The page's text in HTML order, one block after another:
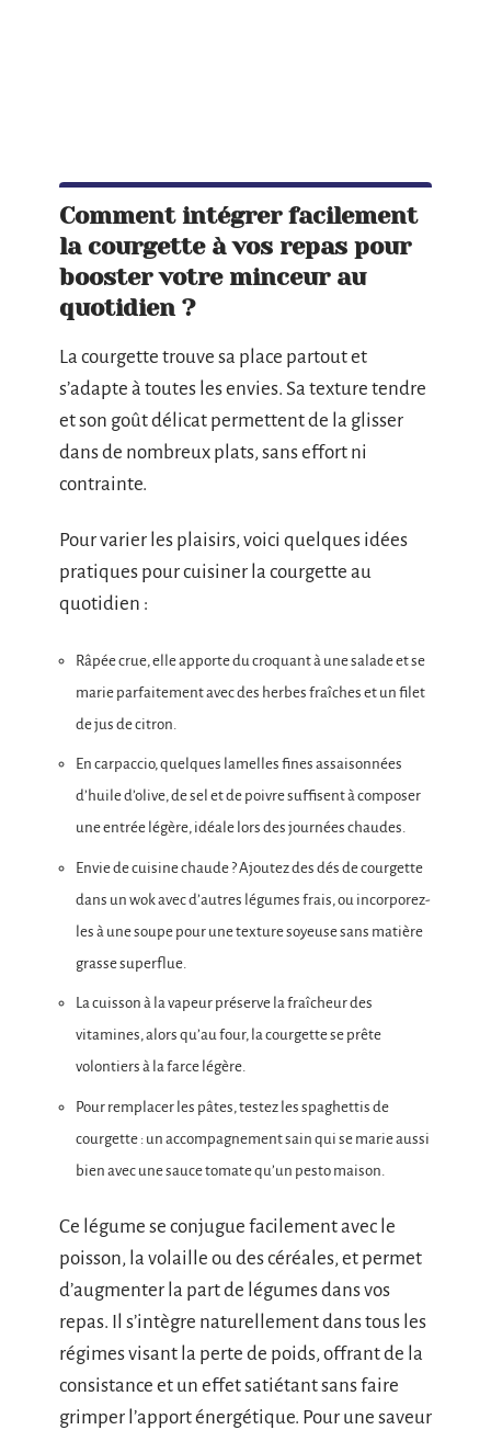
Comment intégrer facilement
la courgette à vos repas pour
booster votre minceur au
quotidien ?
La courgette trouve sa place partout et
s’adapte à toutes les envies. Sa texture tendre
et son goût délicat permettent de la glisser
dans de nombreux plats, sans effort ni
contrainte.
Pour varier les plaisirs, voici quelques idées
pratiques pour cuisiner la courgette au
quotidien :
Râpée crue, elle apporte du croquant à une salade et se
marie parfaitement avec des herbes fraîches et un filet
de jus de citron.
En carpaccio, quelques lamelles fines assaisonnées
d’huile d’olive, de sel et de poivre suffisent à composer
une entrée légère, idéale lors des journées chaudes.
Envie de cuisine chaude ? Ajoutez des dés de courgette
dans un wok avec d’autres légumes frais, ou incorporez-
les à une soupe pour une texture soyeuse sans matière
grasse superflue.
La cuisson à la vapeur préserve la fraîcheur des
vitamines, alors qu’au four, la courgette se prête
volontiers à la farce légère.
Pour remplacer les pâtes, testez les spaghettis de
courgette : un accompagnement sain qui se marie aussi
bien avec une sauce tomate qu’un pesto maison.
Ce légume se conjugue facilement avec le
poisson, la volaille ou des céréales, et permet
d’augmenter la part de légumes dans vos
repas. Il s’intègre naturellement dans tous les
régimes visant la perte de poids, offrant de la
consistance et un effet satiétant sans faire
grimper l’apport énergétique. Pour une saveur